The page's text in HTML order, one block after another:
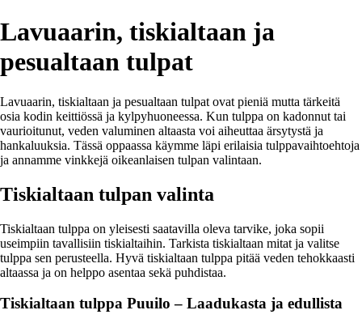
Lavuaarin, tiskialtaan ja
pesualtaan tulpat
Lavuaarin, tiskialtaan ja pesualtaan tulpat ovat pieniä mutta tärkeitä
osia kodin keittiössä ja kylpyhuoneessa. Kun tulppa on kadonnut tai
vaurioitunut, veden valuminen altaasta voi aiheuttaa ärsytystä ja
hankaluuksia. Tässä oppaassa käymme läpi erilaisia tulppavaihtoehtoja
ja annamme vinkkejä oikeanlaisen tulpan valintaan.
Tiskialtaan tulpan valinta
Tiskialtaan tulppa on yleisesti saatavilla oleva tarvike, joka sopii
useimpiin tavallisiin tiskialtaihin. Tarkista tiskialtaan mitat ja valitse
tulppa sen perusteella. Hyvä tiskialtaan tulppa pitää veden tehokkaasti
altaassa ja on helppo asentaa sekä puhdistaa.
Tiskialtaan tulppa Puuilo – Laadukasta ja edullista